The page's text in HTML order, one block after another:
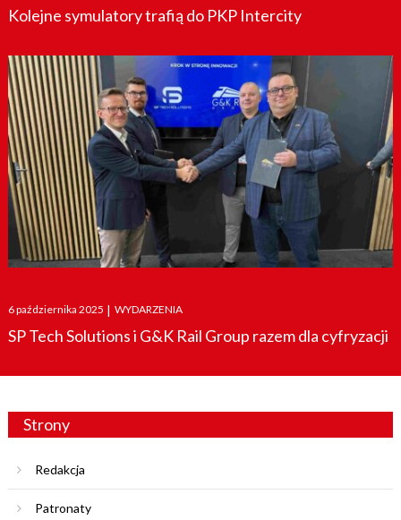
Kolejne symulatory trafią do PKP Intercity
Posted
on
6 października 2025 | WYDARZENIA
SP Tech Solutions i G&K Rail Group razem dla cyfryzacji
Strony
Redakcja
Patronaty